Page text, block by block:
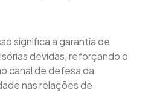
significa a garantia de
devidas, reforçando o
canal de defesa da
nas relações de